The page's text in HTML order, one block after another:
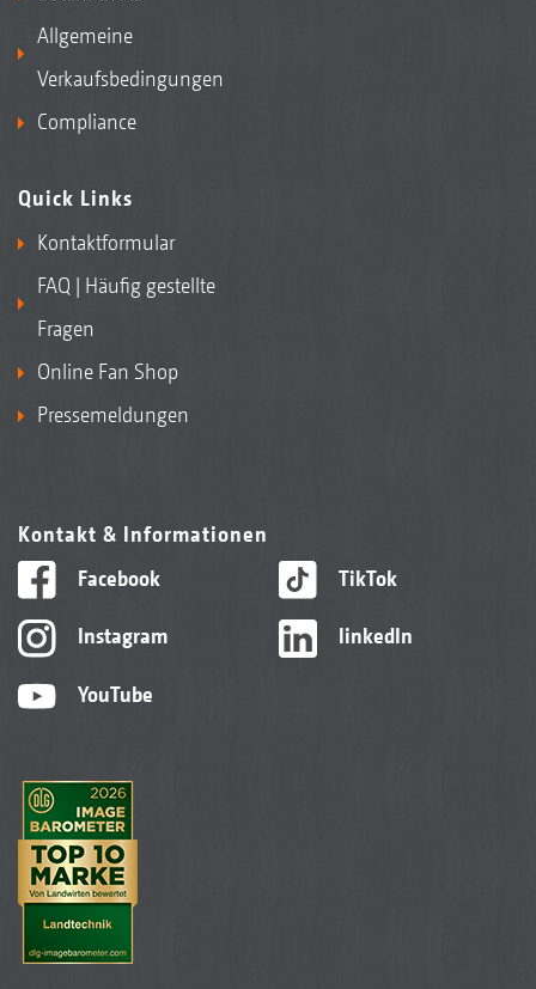
Allgemeine
Verkaufsbedingungen
Compliance
Quick Links
Kontaktformular
FAQ | Häufig gestellte
Fragen
Online Fan Shop
Pressemeldungen
Kontakt & Informationen
Facebook
Instagram
YouTube
TikTok
linkedIn